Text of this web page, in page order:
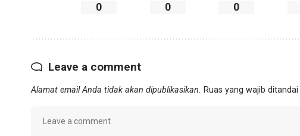
0 0 0
Leave a comment
Alamat email Anda tidak akan dipublikasikan. Ruas yang wajib ditandai